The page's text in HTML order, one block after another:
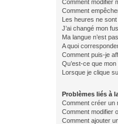
Comment modifier
Comment
Les heures ne
J’ai changé mon
Ma langue n’est
A quoi
Comment puis-je
Qu’est-ce que
Lorsque je clique
Problèmes liés à
Comment créer un
Comment modifier
Comment ajouter